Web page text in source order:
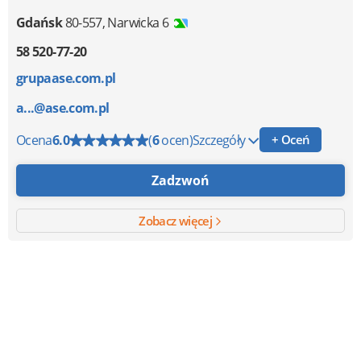
Gdańsk80-557,Narwicka 6
58 520-77-20
grupaase.com.pl
a...@ase.com.pl
Ocena6.0 (6ocen)Szczegóły + Oceń
Zadzwoń
Zobacz więcej